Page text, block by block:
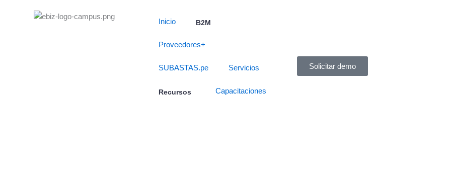
Inicio B2M
Proveedores+
SUBASTAS.pe Servicios
Recursos Capacitaciones
Solicitar demo